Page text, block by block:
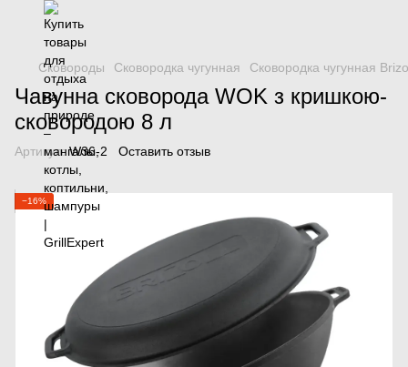
Сковороды Сковородка чугунная Сковородка чугунная
Чавунна сковорода WOK з кришкою-
сковородою 8 л
Артикул:W36-2 Оставить отзыв
−16%